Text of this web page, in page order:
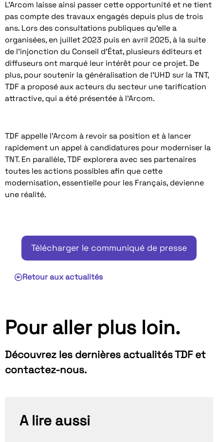
L’Arcom laisse ainsi passer cette opportunité et ne tient
pas compte des travaux engagés depuis plus de trois
ans. Lors des consultations publiques qu’elle a
organisées, en juillet 2023 puis en avril 2025, à la suite
de l’injonction du Conseil d’État, plusieurs éditeurs et
diffuseurs ont marqué leur intérêt pour ce projet. De
plus, pour soutenir la généralisation de l’UHD sur la TNT,
TDF a proposé aux acteurs du secteur une tarification
attractive, qui a été présentée à l’Arcom.
TDF appelle l’Arcom à revoir sa position et à lancer
rapidement un appel à candidatures pour moderniser la
TNT. En parallèle, TDF explorera avec ses partenaires
toutes les actions possibles afin que cette
modernisation, essentielle pour les Français, devienne
une réalité.
Télécharger le communiqué de presse
Retour aux actualités
Pour aller plus loin.
Découvrez les dernières actualités TDF et
contactez-nous.
A lire aussi